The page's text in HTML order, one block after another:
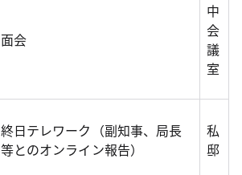
面会
中
会
議
室
終日テレワーク（副知事、局長
等とのオンライン報告）
私
邸